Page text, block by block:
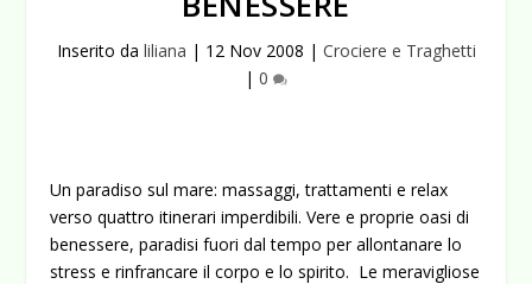
Inserito da liliana | 12 Nov 2008 | Crociere e Traghetti
| 0
Un paradiso sul mare: massaggi, trattamenti e relax
verso quattro itinerari imperdibili. Vere e proprie oasi di
benessere, paradisi fuori dal tempo per allontanare lo
stress e rinfrancare il corpo e lo spirito. Le meravigliose